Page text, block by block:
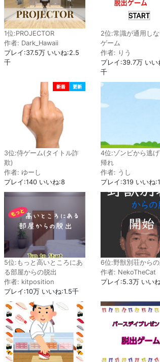
1位:PROJECTOR
作者: Dark_Hawaii
プレイ:37.5万 いいね:2.5
千
2位:常識が通用し
ゲーム
作者: りう
プレイ:39.7万 い
千
3位:侍ゲーム(タイトル詐
欺)
作者: ゆーし
プレイ:140 いいね:8
4位:ゾンビから逃
帰れ
作者: うし
プレイ:319 いいね
5位:もっと高いところにあ
る部屋からの脱出
作者: kitposition
プレイ:10万 いいね:1.5千
6位:野獣別荘からの
作者: NekoTheCat
プレイ:5.3万 いい